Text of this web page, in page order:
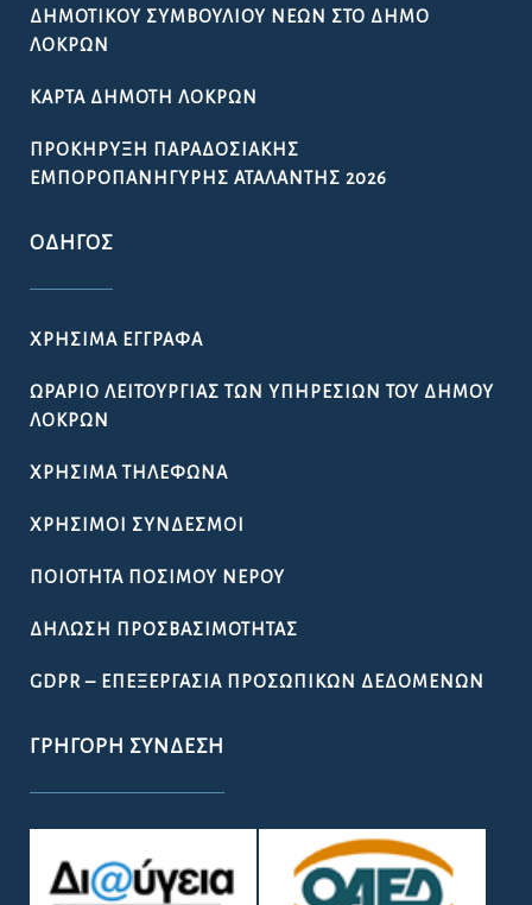
ΔΗΜΟΤΙΚΟΎ ΣΥΜΒΟΥΛΊΟΥ ΝΈΩΝ ΣΤΟ ΔΉΜΟ
ΛΟΚΡΏΝ
ΚΆΡΤΑ ΔΗΜΌΤΗ ΛΟΚΡΏΝ
ΠΡΟΚΉΡΥΞΗ ΠΑΡΑΔΟΣΙΑΚΉΣ
ΕΜΠΟΡΟΠΑΝΉΓΥΡΗΣ ΑΤΑΛΆΝΤΗΣ 2026
ΟΔΗΓΌΣ
ΧΡΉΣΙΜΑ ΈΓΓΡΑΦΑ
ΩΡΆΡΙΟ ΛΕΙΤΟΥΡΓΊΑΣ ΤΩΝ ΥΠΗΡΕΣΙΏΝ ΤΟΥ ΔΉΜΟΥ
ΛΟΚΡΏΝ
ΧΡΉΣΙΜΑ ΤΗΛΈΦΩΝΑ
ΧΡΉΣΙΜΟΙ ΣΎΝΔΕΣΜΟΙ
ΠΟΙΌΤΗΤΑ ΠΌΣΙΜΟΥ ΝΕΡΟΎ
ΔΉΛΩΣΗ ΠΡΟΣΒΑΣΙΜΌΤΗΤΑΣ
GDPR – ΕΠΕΞΕΡΓΑΣΙΑ ΠΡΟΣΩΠΙΚΩΝ ΔΕΔΟΜΕΝΩΝ
ΓΡΉΓΟΡΗ ΣΎΝΔΕΣΗ